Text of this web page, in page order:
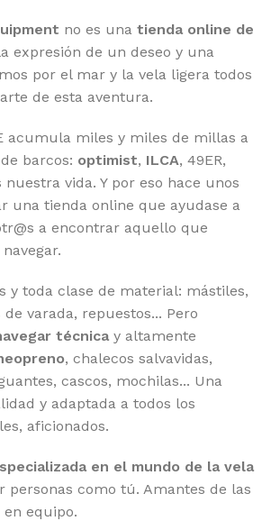
no es una tienda online de
expresión de un deseo y una
por el mar y la vela ligera todos
de esta aventura.
acumula miles y miles de millas a
barcos: optimist, ILCA, 49ER,
vida. Y por eso hace unos
una tienda online que ayudase a
a encontrar aquello que
y toda clase de material: mástiles,
varada, repuestos... Pero
técnica y altamente
, chalecos salvavidas,
cascos, mochilas... Una
y adaptada a todos los
aficionados.
en el mundo de la vela
personas como tú. Amantes de las
equipo.